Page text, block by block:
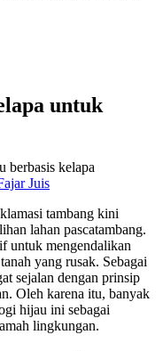
untuk
Juis
tambang kini
lahan pascatambang.
untuk mengendalikan
yang rusak. Sebagai
sejalan dengan prinsip
Oleh karena itu, banyak
hijau ini sebagai
lingkungan.